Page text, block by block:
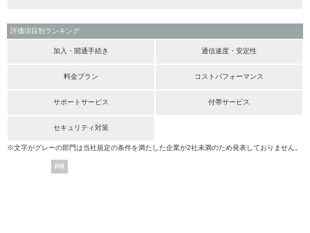
評価項目別ランキング
加入・開通手続き 通信速度・安定性
料金プラン コストパフォーマンス
サポートサービス 付帯サービス
セキュリティ対策
※文字がグレーの部門は当社規定の条件を満たした企業が2社未満のため発表しておりません。
PR